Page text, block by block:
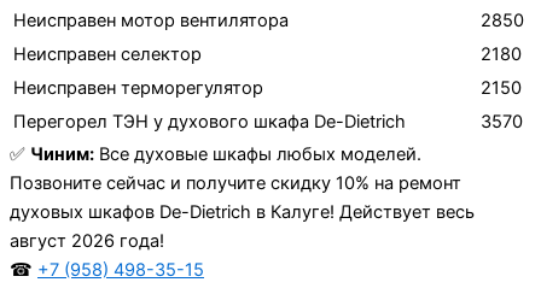
Неисправен мотор вентилятора
2850
Неисправен селектор
2180
Неисправен терморегулятор
2150
Перегорел ТЭН у духового шкафа De-Dietrich
3570
✅ Чиним: Все духовые шкафы любых моделей.
Позвоните сейчас и получите скидку 10% на ремонт
духовых шкафов De-Dietrich в Калуге! Действует весь
август 2026 года!
☎ +7 (958) 498-35-15